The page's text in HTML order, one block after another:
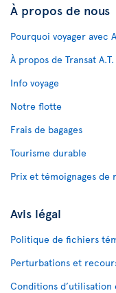
À propos de nous
Pourquoi voyager avec
À propos de Transat A.T.
Info voyage
Notre flotte
Frais de bagages
Tourisme durable
Prix et témoignages de
Avis légal
Politique de fichiers
Perturbations et
Conditions d’utilisation